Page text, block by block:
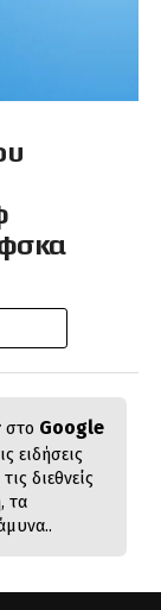
στο Google
ειδήσεις
διεθνείς
τα